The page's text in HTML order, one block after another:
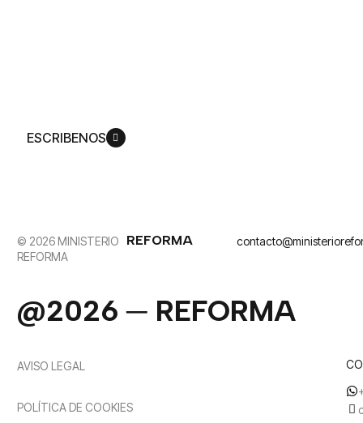
ESCRIBENOS
© 2026 MINISTERIO
REFORMA
REFORMA
@2026 ─ REFORMA
AVISO LEGAL
POLÍTICA DE COOKIES